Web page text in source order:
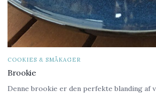
COOKIES & SMÅKAGER
Brookie
Denne brookie er den perfekte blanding af